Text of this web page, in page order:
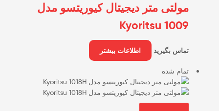
مولتی متر دیجیتال کیوریتسو مدل
Kyoritsu 1009
تماس بگیرید اطلاعات بیشتر
تمام شده